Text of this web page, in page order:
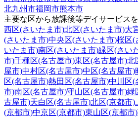
北九州市福岡市熊本市
主要な区から放課後等デイサービス
西区(さいたま市)北区(さいたま市)大
(さいたま市)中央区(さいたま市)桜区(
いたま市)南区(さいたま市)緑区(さい
市)千種区(名古屋市)東区(名古屋市)北
屋市)中村区(名古屋市)中区(名古屋市)
区(名古屋市)熱田区(名古屋市)中川区(
市)南区(名古屋市)守山区(名古屋市)緑
古屋市)天白区(名古屋市)北区(京都市)
(京都市)中京区(京都市)東山区(京都市)